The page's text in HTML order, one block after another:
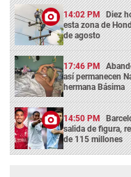
14:02 PM Diez
esta zona de
de agosto
17:46 PM
así permanecen
hermana Básima
14:50 PM
salida de figura,
de 115 millones